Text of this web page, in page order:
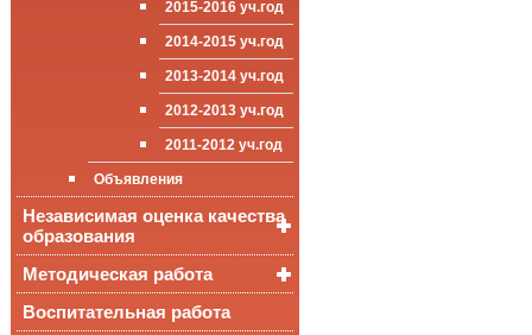
ООП СОО
школа»
приёма (перевода)
поддержки обучающихся
Международное
сотрудничество
Организация питания в
образовательной
организации
Достижения
2015-2016 уч.год
2014-2015 уч.год
2013-2014 уч.год
2012-2013 уч.год
2011-2012 уч.год
Объявления
Независимая оценка качества
образования
Независимая оценка
качества подготовки
обучающихся
Методическая работа
Уроки, мероприятия
Воспитательная работа